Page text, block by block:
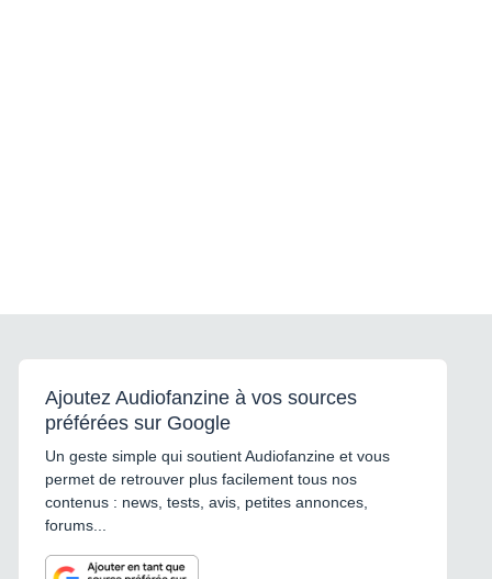
Ajoutez Audiofanzine à vos sources
préférées sur Google
Un geste simple qui soutient Audiofanzine et vous
permet de retrouver plus facilement tous nos
contenus : news, tests, avis, petites annonces,
forums...